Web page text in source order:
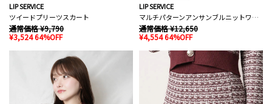
LIP SERVICE
ツイードプリーツスカート
通常価格 ¥9,790
¥3,524 64%OFF
LIP SERVICE
マルチパターンアンサンブルニットワンピース
通常価格 ¥12,650
¥4,554 64%OFF